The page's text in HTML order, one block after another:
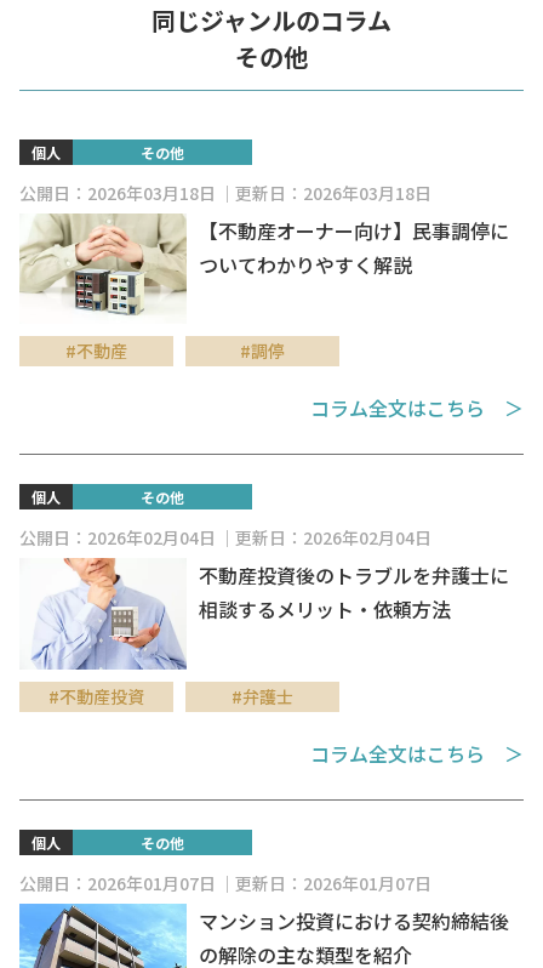
同じジャンルのコラム
その他
個人 その他
公開日：2026年03月18日 更新日：2026年03月18日
【不動産オーナー向け】民事調停に
ついてわかりやすく解説
#不動産 #調停
コラム全文はこちら ＞
個人 その他
公開日：2026年02月04日 更新日：2026年02月04日
不動産投資後のトラブルを弁護士に
相談するメリット・依頼方法
#不動産投資 #弁護士
コラム全文はこちら ＞
個人 その他
公開日：2026年01月07日 更新日：2026年01月07日
マンション投資における契約締結後
の解除の主な類型を紹介